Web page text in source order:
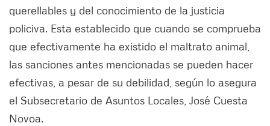
querellables y del conocimiento de la justicia
policiva. Esta establecido que cuando se comprueba
que efectivamente ha existido el maltrato animal,
las sanciones antes mencionadas se pueden hacer
efectivas, a pesar de su debilidad, según lo asegura
el Subsecretario de Asuntos Locales, José Cuesta
Novoa.